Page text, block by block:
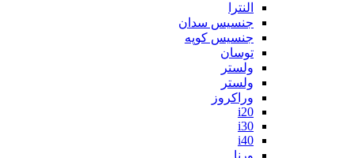
النترا
جنسیس سدان
جنسیس کوپه
توسان
ولستر
ولستر
وراکروز
i20
i30
i40
ورنا